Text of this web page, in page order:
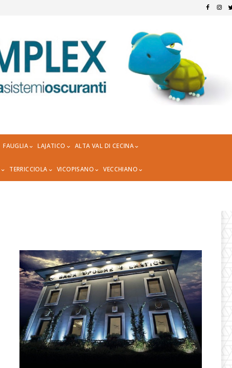
FAUGLIA LAJATICO ALTA VAL DI CECINA
TERRICCIOLA VICOPISANO VECCHIANO